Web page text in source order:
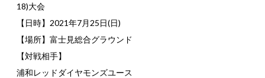
18)大会
【日時】2021年7月25日(日)
【場所】富士見総合グラウンド
【対戦相手】
浦和レッドダイヤモンズユース